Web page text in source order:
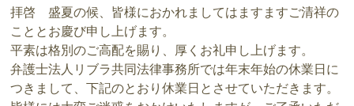
拝啓 盛夏の候、皆様におかれましてはますますご清祥の
こととお慶び申し上げます。
平素は格別のご高配を賜り、厚くお礼申し上げます。
弁護士法人リブラ共同法律事務所では年末年始の休業日に
つきまして、下記のとおり休業日とさせていただきます。